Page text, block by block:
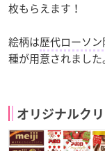
枚もらえます！
絵柄は歴代ローソ
種が用意されました
オリジナルク